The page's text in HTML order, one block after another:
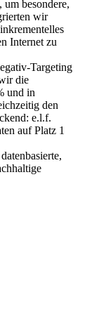
besondere,
wir
Internet zu
Targeting
die
und in
den
e.l.f.
auf Platz 1